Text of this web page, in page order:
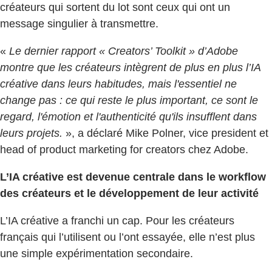
créateurs qui sortent du lot sont ceux qui ont un
message singulier à transmettre.
« Le dernier rapport « Creators’ Toolkit » d’Adobe
montre que les créateurs intègrent de plus en plus l’IA
créative dans leurs habitudes, mais l'essentiel ne
change pas : ce qui reste le plus important, ce sont le
regard, l'émotion et l'authenticité qu'ils insufflent dans
leurs projets. », a déclaré Mike Polner, vice president et
head of product marketing for creators chez Adobe.
L’IA créative est devenue centrale dans le workflow
des créateurs et le développement de leur activité
L’IA créative a franchi un cap. Pour les créateurs
français qui l’utilisent ou l’ont essayée, elle n’est plus
une simple expérimentation secondaire.